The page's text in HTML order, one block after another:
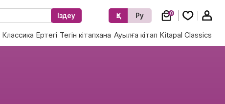
Іздеу Қз Ру 0
Классика Ертегі Тегін кітапхана Ауылға кітап Kitapal Classics